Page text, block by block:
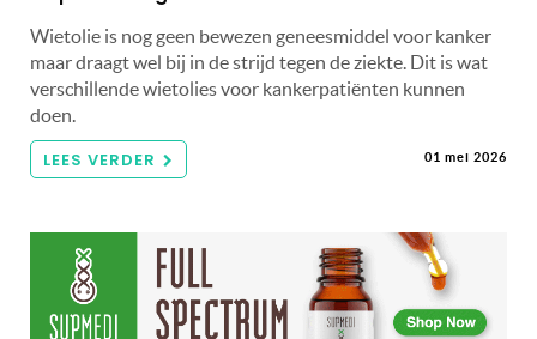
Wietolie is nog geen bewezen geneesmiddel voor kanker
maar draagt wel bij in de strijd tegen de ziekte. Dit is wat
verschillende wietolies voor kankerpatiënten kunnen
doen.
LEES VERDER 01 mei 2026